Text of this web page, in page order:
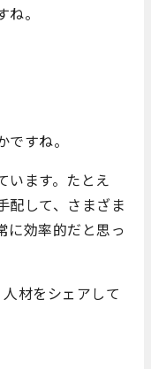
。
すね。
います。たとえ
配して、さまざま
に効率的だと思っ
材をシェアして